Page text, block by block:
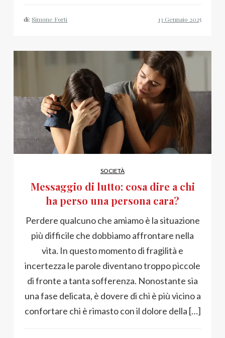
di:Simone Forti
SOCIETÀ
Messaggio di lutto: cosa dire a chi
ha perso una persona cara?
Perdere qualcuno che amiamo è la situazione
più difficile che dobbiamo affrontare nella
vita. In questo momento di fragilità e
incertezza le parole diventano troppo piccole
di fronte a tanta sofferenza. Nonostante sia
una fase delicata, è dovere di chi è più vicino a
confortare chi è rimasto con il dolore della […]